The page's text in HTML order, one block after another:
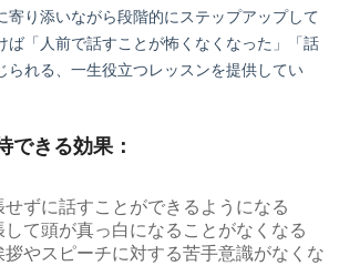
寄り添いながら段階的にステップアップして
ば「人前で話すことが怖くなくなった」「話
られる、一生役立つレッスンを提供してい
できる効果：
ずに話すことができるようになる
て頭が真っ白になることがなくなる
やスピーチに対する苦手意識がなくな